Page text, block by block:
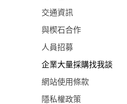
交通資訊
與楔石合作
人員招募
企業大量採購找我談
網站使用條款
隱私權政策